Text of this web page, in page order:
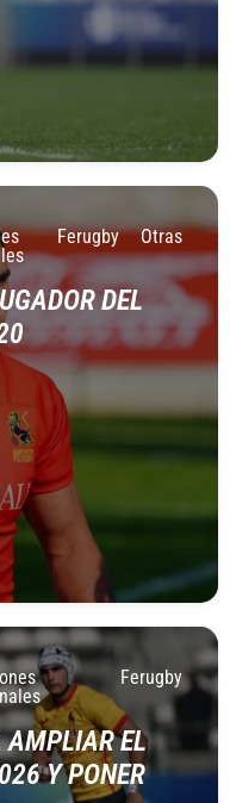
Ferugby Otras
DEL
Ferugby
AMPLIAR EL
Y PONER